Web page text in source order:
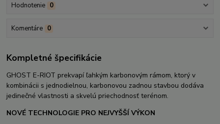
Hodnotenie 0
Komentáre 0
Kompletné špecifikácie
GHOST E-RIOT prekvapí ľahkým karbonovým rámom, ktorý v
kombinácii s jednodielnou, karbonovou zadnou stavbou dodáva
jedinečné vlastnosti a skvelú priechodnosť terénom.
NOVÉ TECHNOLOGIE PRO NEJVYŠŠÍ VÝKON